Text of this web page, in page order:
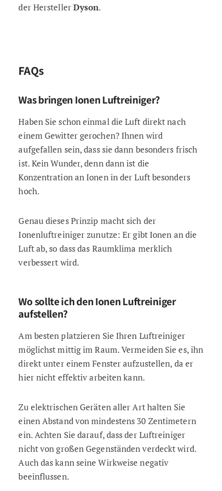
der HerstellerDyson.
FAQs
Was bringen Ionen Luftreiniger?
Haben Sie schon einmal die Luft direkt nach
einem Gewitter gerochen? Ihnen wird
aufgefallen sein, dass sie dann besonders frisch
ist. Kein Wunder, denn dann ist die
Konzentration an Ionen in der Luft besonders
hoch.
Genau dieses Prinzip macht sich der
Ionenluftreiniger zunutze: Er gibt Ionen an die
Luft ab, so dass das Raumklima merklich
verbessert wird.
Wo sollte ich den Ionen Luftreiniger
aufstellen?
Am besten platzieren Sie Ihren Luftreiniger
möglichst mittig im Raum. Vermeiden Sie es, ihn
direkt unter einem Fenster aufzustellen, da er
hier nicht effektiv arbeiten kann.
Zu elektrischen Geräten aller Art halten Sie
einen Abstand von mindestens 30 Zentimetern
ein. Achten Sie darauf, dass der Luftreiniger
nicht von großen Gegenständen verdeckt wird.
Auch das kann seine Wirkweise negativ
beeinflussen.